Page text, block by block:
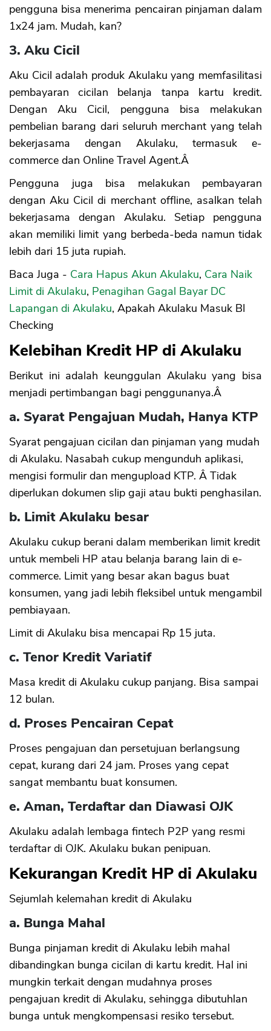
pengguna bisa menerima pencairan pinjaman dalam
1x24 jam. Mudah, kan?
3. Aku Cicil
Aku Cicil adalah produk Akulaku yang memfasilitasi
pembayaran cicilan belanja tanpa kartu kredit.
Dengan Aku Cicil, pengguna bisa melakukan
pembelian barang dari seluruh merchant yang telah
bekerjasama dengan Akulaku, termasuk e-
commerce dan Online Travel Agent.Â
Pengguna juga bisa melakukan pembayaran
dengan Aku Cicil di merchant offline, asalkan telah
bekerjasama dengan Akulaku. Setiap pengguna
akan memiliki limit yang berbeda-beda namun tidak
lebih dari 15 juta rupiah.
Baca Juga - Cara Hapus Akun Akulaku, Cara Naik
Limit di Akulaku, Penagihan Gagal Bayar DC
Lapangan di Akulaku, Apakah Akulaku Masuk BI
Checking
Kelebihan Kredit HP di Akulaku
Berikut ini adalah keunggulan Akulaku yang bisa
menjadi pertimbangan bagi penggunanya.Â
a. Syarat Pengajuan Mudah, Hanya KTP
Syarat pengajuan cicilan dan pinjaman yang mudah
di Akulaku. Nasabah cukup mengunduh aplikasi,
mengisi formulir dan mengupload KTP. Â Tidak
diperlukan dokumen slip gaji atau bukti penghasilan.
b. Limit Akulaku besar
Akulaku cukup berani dalam memberikan limit kredit
untuk membeli HP atau belanja barang lain di e-
commerce. Limit yang besar akan bagus buat
konsumen, yang jadi lebih fleksibel untuk mengambil
pembiayaan.
Limit di Akulaku bisa mencapai Rp 15 juta.
c. Tenor Kredit Variatif
Masa kredit di Akulaku cukup panjang. Bisa sampai
12 bulan.
d. Proses Pencairan Cepat
Proses pengajuan dan persetujuan berlangsung
cepat, kurang dari 24 jam. Proses yang cepat
sangat membantu buat konsumen.
e. Aman, Terdaftar dan Diawasi OJK
Akulaku adalah lembaga fintech P2P yang resmi
terdaftar di OJK. Akulaku bukan penipuan.
Kekurangan Kredit HP di Akulaku
Sejumlah kelemahan kredit di Akulaku
a. Bunga Mahal
Bunga pinjaman kredit di Akulaku lebih mahal
dibandingkan bunga cicilan di kartu kredit. Hal ini
mungkin terkait dengan mudahnya proses
pengajuan kredit di Akulaku, sehingga dibutuhlan
bunga untuk mengkompensasi resiko tersebut.